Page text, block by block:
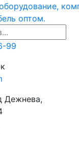
99
Дежнева,